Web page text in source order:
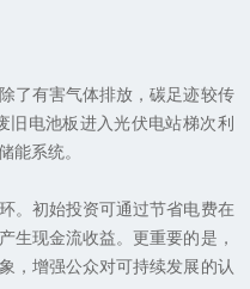
有害气体排放，碳足迹较传
旧电池板进入光伏电站梯次利
能系统。
初始投资可通过节省电费在
生现金流收益。更重要的是，
，增强公众对可持续发展的认